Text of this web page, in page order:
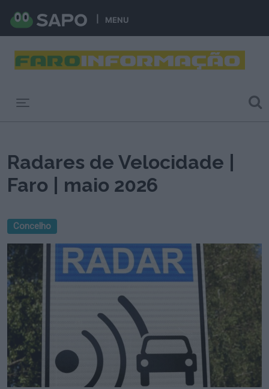
MENU
Radares de Velocidade |
Faro | maio 2026
Concelho